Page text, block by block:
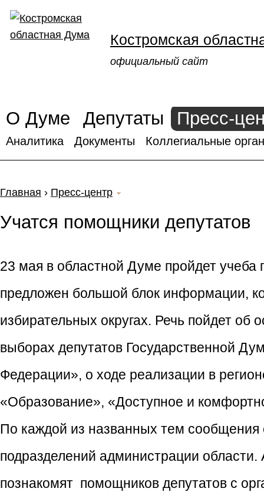
Костромская
официальный сайт
О Думе Депутаты Пресс-
Аналитика Документы Коллегиальные
Главная › Пресс-центр
Учатся помощники депутатов
23 мая в областной Думе пройдет
предложен большой блок информации,
избирательных округах. Речь пойдет
выборах депутатов Государственной
Федерации», о ходе реализации в
«Образование», «Доступное и
По каждой из названных тем сообщения
подразделений администрации
познакомят помощников депутатов с